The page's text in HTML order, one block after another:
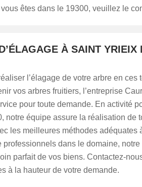
vous êtes dans le 19300, veuillez le
À SAINT YRIEIX
l’élagage de votre arbre en ces
vos arbres fruitiers, l’entreprise
pour toute demande. En activité
notre équipe assure la réalisation de
les meilleures méthodes adéquates
professionnels dans le domaine, notre
parfait de vos biens. Contactez-
à la hauteur de votre demande.